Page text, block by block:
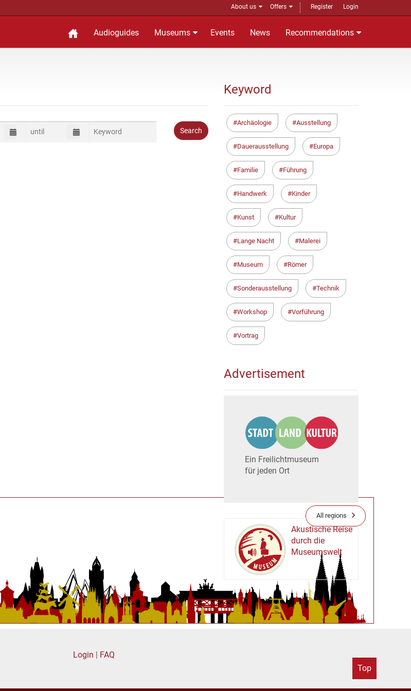
About us Offers Register Login
Audioguides Museums Events News Recommendations
All regions
Keyword
Archäologie Ausstellung
Dauerausstellung Europa
Familie Führung
Handwerk Kinder
Kunst Kultur
Lange Nacht Malerei
Museum Römer
Sonderausstellung Technik
Workshop Vorführung
Vortrag
Advertisement
Ein Freilichtmuseum
für jeden Ort
MUSEUM
Akustische Reise
durch die
Museumswelt
Login | FAQ
Top